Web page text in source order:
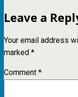
Leave a
Your email address
marked*
Comment*